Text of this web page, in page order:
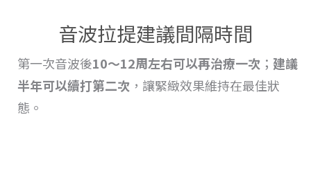
音波拉提建議間隔時間
第一次音波後10～12周左右可以再治療一次 ； 建議
半年可以續打第二次 ，讓緊緻效果維持在最佳狀
態。